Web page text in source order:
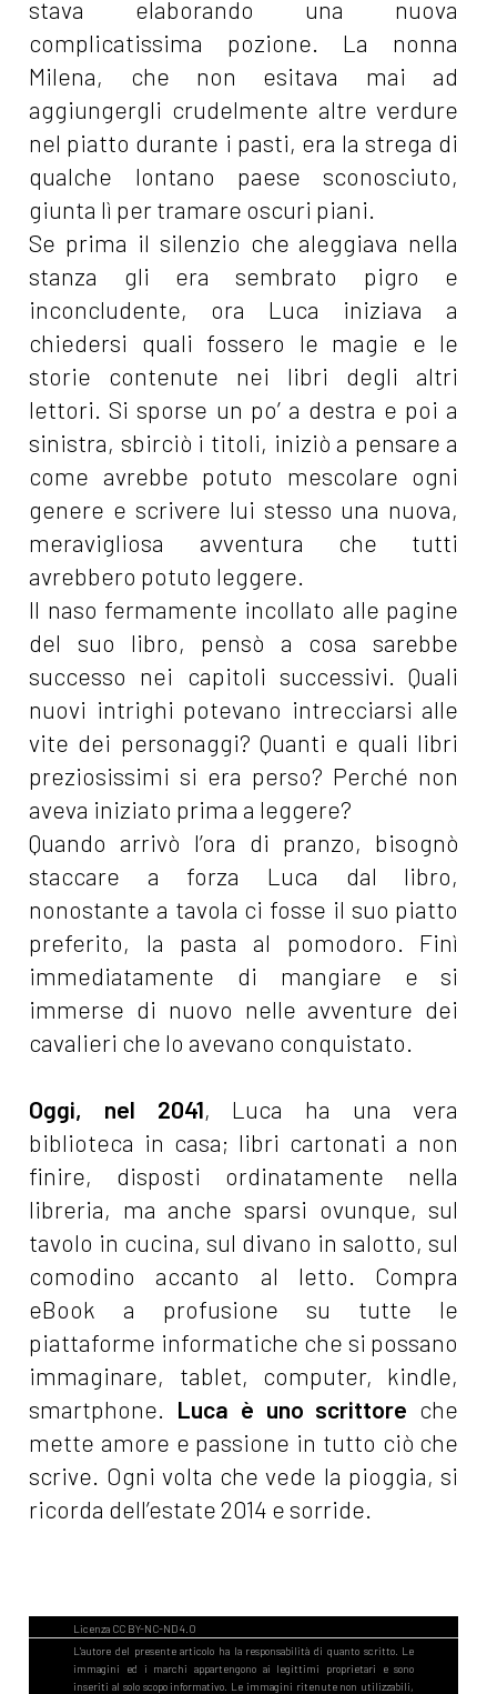
stava elaborando una nuova
complicatissima pozione. La nonna
Milena, che non esitava mai ad
aggiungergli crudelmente altre verdure
nel piatto durante i pasti, era la strega di
qualche lontano paese sconosciuto,
giunta lì per tramare oscuri piani.
Se prima il silenzio che aleggiava nella
stanza gli era sembrato pigro e
inconcludente, ora Luca iniziava a
chiedersi quali fossero le magie e le
storie contenute nei libri degli altri
lettori. Si sporse un po’ a destra e poi a
sinistra, sbirciò i titoli, iniziò a pensare a
come avrebbe potuto mescolare ogni
genere e scrivere lui stesso una nuova,
meravigliosa avventura che tutti
avrebbero potuto leggere.
Il naso fermamente incollato alle pagine
del suo libro, pensò a cosa sarebbe
successo nei capitoli successivi. Quali
nuovi intrighi potevano intrecciarsi alle
vite dei personaggi? Quanti e quali libri
preziosissimi si era perso? Perché non
aveva iniziato prima a leggere?
Quando arrivò l’ora di pranzo, bisognò
staccare a forza Luca dal libro,
nonostante a tavola ci fosse il suo piatto
preferito, la pasta al pomodoro. Finì
immediatamente di mangiare e si
immerse di nuovo nelle avventure dei
cavalieri che lo avevano conquistato.
Oggi, nel 2041, Luca ha una vera
biblioteca in casa; libri cartonati a non
finire, disposti ordinatamente nella
libreria, ma anche sparsi ovunque, sul
tavolo in cucina, sul divano in salotto, sul
comodino accanto al letto. Compra
eBook a profusione su tutte le
piattaforme informatiche che si possano
immaginare, tablet, computer, kindle,
smartphone. Luca è uno scrittore che
mette amore e passione in tutto ciò che
scrive. Ogni volta che vede la pioggia, si
ricorda dell’estate 2014 e sorride.